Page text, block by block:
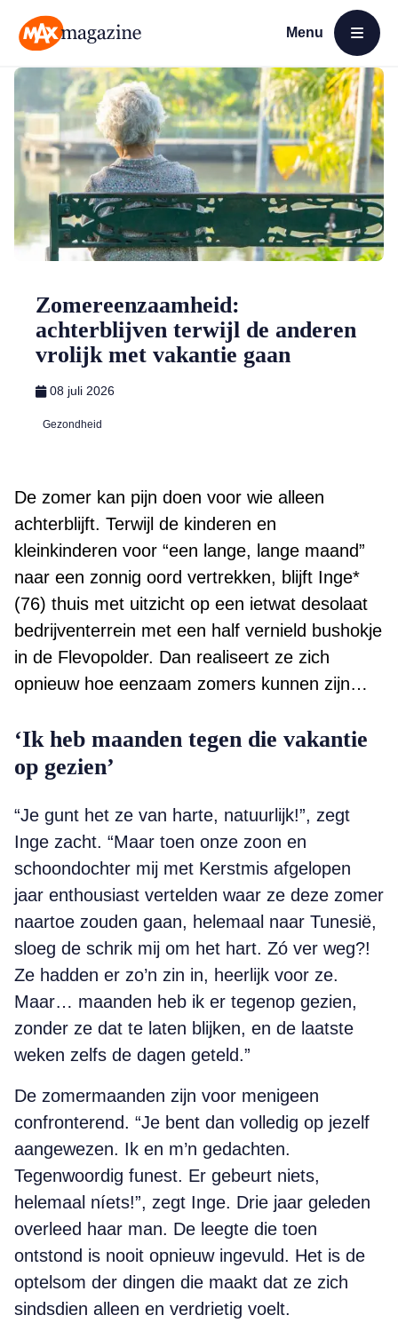
Menu
Open menu
Zomereenzaamheid:
achterblijven terwijl de anderen
vrolijk met vakantie gaan
08 juli 2026
Gezondheid
De zomer kan pijn doen voor wie alleen
achterblijft. Terwijl de kinderen en
kleinkinderen voor “een lange, lange maand”
naar een zonnig oord vertrekken, blijft Inge*
(76) thuis met uitzicht op een ietwat desolaat
bedrijventerrein met een half vernield bushokje
in de Flevopolder. Dan realiseert ze zich
opnieuw hoe eenzaam zomers kunnen zijn…
‘Ik heb maanden tegen die vakantie
op gezien’
“Je gunt het ze van harte, natuurlijk!”, zegt
Inge zacht. “Maar toen onze zoon en
schoondochter mij met Kerstmis afgelopen
jaar enthousiast vertelden waar ze deze zomer
naartoe zouden gaan, helemaal naar Tunesië,
sloeg de schrik mij om het hart. Zó ver weg?!
Ze hadden er zo’n zin in, heerlijk voor ze.
Maar… maanden heb ik er tegenop gezien,
zonder ze dat te laten blijken, en de laatste
weken zelfs de dagen geteld.”
De zomermaanden zijn voor menigeen
confronterend. “Je bent dan volledig op jezelf
aangewezen. Ik en m’n gedachten.
Tegenwoordig funest. Er gebeurt niets,
helemaal níets!”, zegt Inge. Drie jaar geleden
overleed haar man. De leegte die toen
ontstond is nooit opnieuw ingevuld. Het is de
optelsom der dingen die maakt dat ze zich
sindsdien alleen en verdrietig voelt.